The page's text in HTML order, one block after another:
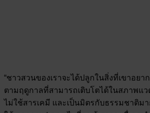
“ชาวสวนของเราจะได้ปลูกในสิ่งที่เขาอย
ตามฤดูกาลที่สามารถเติบโตได้ในสภาพแ
ไม่ใช้สารเคมี และเป็นมิตรกับธรรมชาติมา